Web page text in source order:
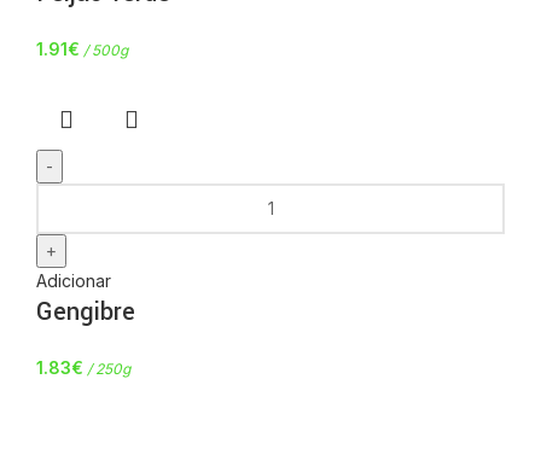
1.91€ / 500g
Adicionar
Gengibre
1.83€ / 250g